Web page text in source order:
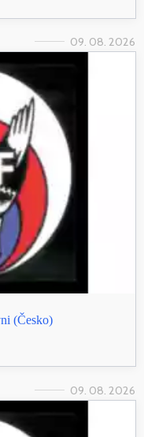
09. 08. 2026
(Česko)
09. 08. 2026